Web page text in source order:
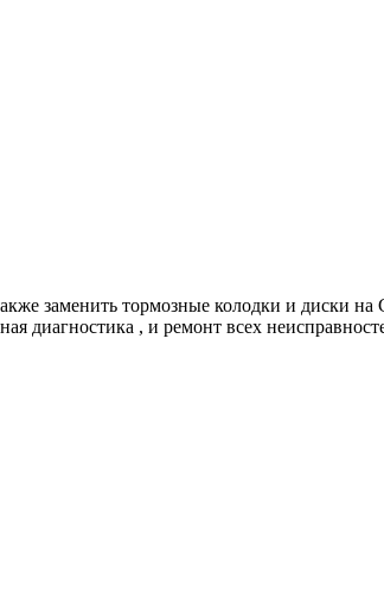
заменить тормозные колодки и диски
диагностика , и ремонт всех